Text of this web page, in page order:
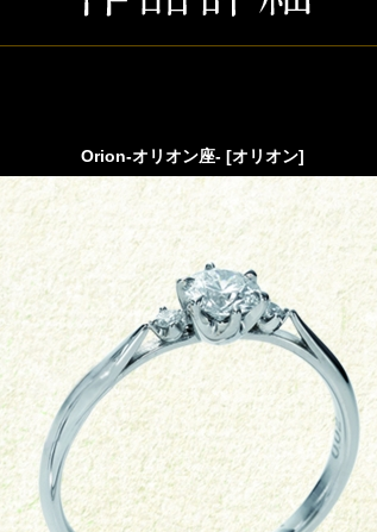
Orion-オリオン座- [オリオン]